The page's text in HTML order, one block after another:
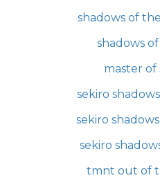
shadows of
shadows
master of
sekiro
sekiro
sekiro
tmnt out of